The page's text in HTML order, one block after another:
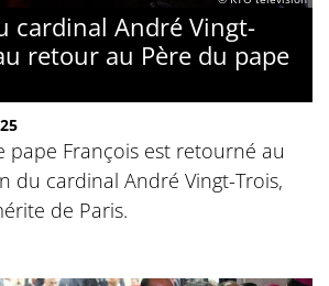
cardinal André Vingt-
retour au Père du pape
pape François est retourné au
du cardinal André Vingt-Trois,
de Paris.